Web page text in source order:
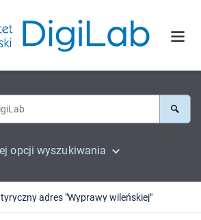
opcji wyszukiwania
adres "Wyprawy wileńskiej"